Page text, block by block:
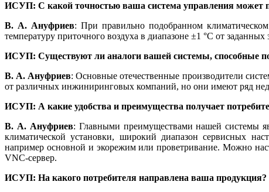
ИСУП: С какой точностью ваша система управления может
В. А. Ануфриев: При правильно подобранном
температуру приточного воздуха в диапазоне ±1 °С от заданных
ИСУП: Существуют ли аналоги вашей системы, способные
В. А. Ануфриев: Основные отечественные производители
от различных инжиниринговых компаний, но они имеют ряд
ИСУП: А какие удобства и преимущества получает
В. А. Ануфриев: Главными преимуществами нашей системы
климатической установки, широкий диапазон сервисных
например основной и экорежим или проветривание. Можно
VNC-сервер.
ИСУП: На какого потребителя направлена ваша продукция?